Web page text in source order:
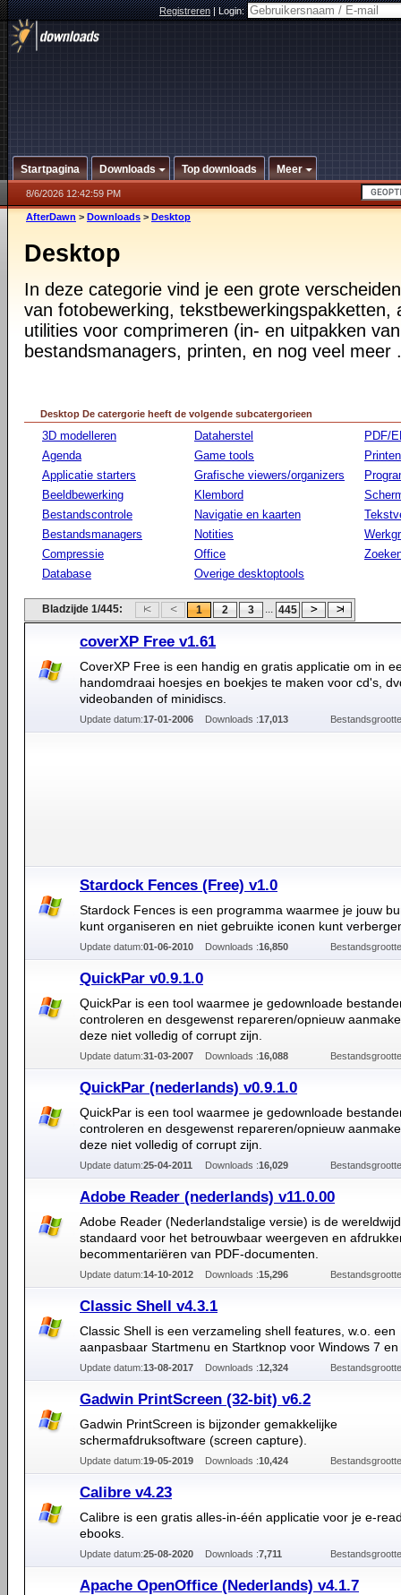
Registreren|Login:
Startpagina Downloads Top downloads Meer
8/6/2026 12:42:59 PM
AfterDawn > Downloads > Desktop
Desktop
In deze categorie vind je een grote
van fotobewerking, tekstbewerkingspakketten,
utilities voor comprimeren (in- en uitpakken
bestandsmanagers, printen, en nog veel meer
Desktop De catergorie heeft de volgende subcatergorieen
3D modelleren
Agenda
Applicatie starters
Beeldbewerking
Bestandscontrole
Bestandsmanagers
Compressie
Database
Dataherstel
Game tools
Grafische viewers/organizers
Klembord
Navigatie en kaarten
Notities
Office
Overige desktoptools
PDF/
Printen
Bladzijde 1/445: 1 2 3 ... 445
coverXP Free v1.61
CoverXP Free is een handig en gratis applicatie om in
handomdraai hoesjes en boekjes te maken voor cd's,
videobanden of minidiscs.
Update datum:17-01-2006 Downloads :17,013
Stardock Fences (Free) v1.0
Stardock Fences is een programma waarmee je jouw
kunt organiseren en niet gebruikte iconen kunt
Update datum:01-06-2010 Downloads :16,850
QuickPar v0.9.1.0
QuickPar is een tool waarmee je gedownloade
controleren en desgewenst repareren/opnieuw
deze niet volledig of corrupt zijn.
Update datum:31-03-2007 Downloads :16,088
QuickPar (nederlands) v0.9.1.0
QuickPar is een tool waarmee je gedownloade
controleren en desgewenst repareren/opnieuw
deze niet volledig of corrupt zijn.
Update datum:25-04-2011 Downloads :16,029
Adobe Reader (nederlands) v11.0.00
Adobe Reader (Nederlandstalige versie) is de
standaard voor het betrouwbaar weergeven en
becommentariëren van PDF-documenten.
Update datum:14-10-2012 Downloads :15,296
Classic Shell v4.3.1
Classic Shell is een verzameling shell features, w.o. een
aanpasbaar Startmenu en Startknop voor Windows 7
Update datum:13-08-2017 Downloads :12,324
Gadwin PrintScreen (32-bit) v6.2
Gadwin PrintScreen is bijzonder gemakkelijke
schermafdruksoftware (screen capture).
Update datum:19-05-2019 Downloads :10,424
Calibre v4.23
Calibre is een gratis alles-in-één applicatie voor je e-
ebooks.
Update datum:25-08-2020 Downloads :7,711
Apache OpenOffice (Nederlands) v4.1.7